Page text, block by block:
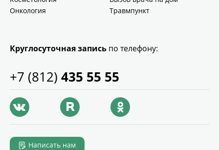
Онкология
Травмпункт
Круглосуточная запись по телефону:
+7 (812) 435 55 55
Написать нам